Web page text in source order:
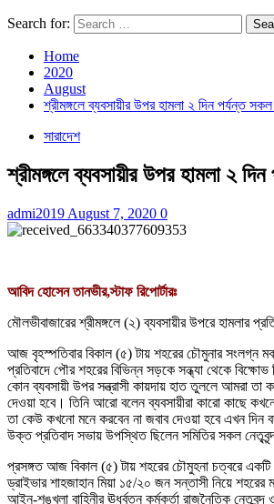
Search for:
Home
2020
August
শ্রীমঙ্গলে ব্যবসায়ীর উপর হামলা ২ দিন পর্যন্ত
সারাদেশ
শ্রীমঙ্গলে ব্যবসায়ীর উপর হামলা ২
admi2019 August 7, 2020 0
আবিদ হোসেন তানভীর,স্টাফ রিপোর্টারঃ
মৌলভীবাজারের শ্রীমঙ্গলে (২) ব্যবসায়ীর উপরে হামলার
আজ বৃহস্পতিবার বিকাল (৫) টায় শহরের চৌমুনার সংলগ্ন
প্রতিবাদে পৌর শহরের বিভিন্ন সড়কে সন্ধ্যা থেকে
কোন ব্যবসায়ী উপর সন্ত্রাসী কায়দায় হাত তুললে আমরা তা
দেওয়া হবে। তিনি আরো বলেন ব্যবসায়ীরা কারো কাছে
তা কেউ কখনো মনে করবেন না জবাব দেওয়া হবে এখন দিন
উক্ত প্রতিবাদ সভায় উপস্থিত ছিলেন সমিতির সকল
প্রসঙ্গত আজ বিকাল (৫) টায় শহরের চৌমুহনা চত্বরে একটি
ড্রাইভার শাহজাহান মিয়া ১৫/২০ জন সন্তাসী নিয়ে শহরের
আইন-শৃঙ্খলা বাহিনীর ঊর্ধ্বতন কর্মকর্তা রাজনৈতিক নেতৃবৃন্দ